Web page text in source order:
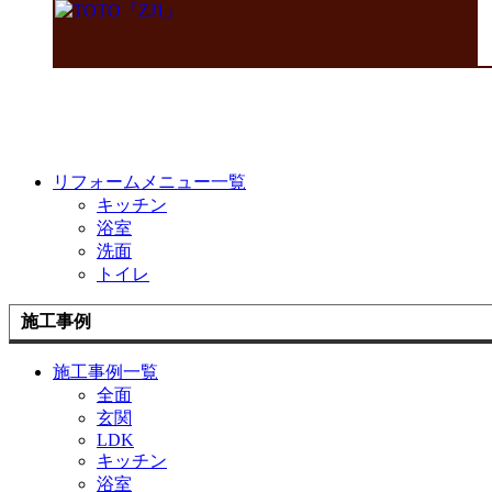
リフォームメニュー一覧
キッチン
浴室
洗面
トイレ
施工事例
施工事例一覧
全面
玄関
LDK
キッチン
浴室